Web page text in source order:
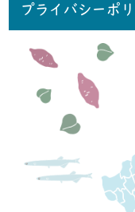
プライバシーポ